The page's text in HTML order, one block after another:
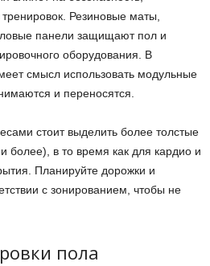
Резиновые маты,
панели защищают пол и
оборудования. В
смысл использовать модульные
и переносятся.
стоит выделить более толстые
более), в то время как для кардио и
Планируйте дорожки и
с зонированием, чтобы не
пола